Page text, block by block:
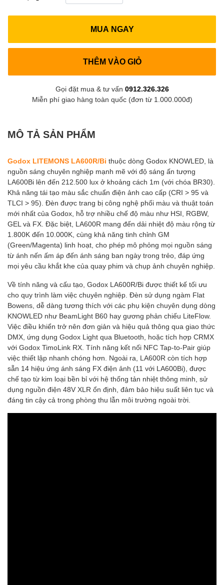
MUA NGAY
THÊM VÀO GIỎ
Gọi đặt mua & tư vấn 0912.326.326
Miễn phí giao hàng toàn quốc (đơn từ 1.000.000đ)
MÔ TẢ SẢN PHẨM
Godox LITEMONS LA600R/Bi thuộc dòng Godox KNOWLED, là
nguồn sáng chuyên nghiệp mạnh mẽ với độ sáng ấn tượng
LA600Bi lên đến 212.500 lux ở khoảng cách 1m (với chóa BR30).
Khả năng tái tạo màu sắc chuẩn điện ảnh cao cấp (CRI > 95 và
TLCI > 95). Đèn được trang bị công nghệ phối màu và thuật toán
mới nhất của Godox, hỗ trợ nhiều chế độ màu như HSI, RGBW,
GEL và FX. Đặc biệt, LA600R mang đến dải nhiệt độ màu rộng từ
1.800K đến 10.000K, cùng khả năng tinh chỉnh GM
(Green/Magenta) linh hoạt, cho phép mô phỏng mọi nguồn sáng
từ ánh nến ấm áp đến ánh sáng ban ngày trong trẻo, đáp ứng
mọi yêu cầu khắt khe của quay phim và chụp ảnh chuyên nghiệp.
Về tính năng và cấu tạo, Godox LA600R/Bi được thiết kế tối ưu
cho quy trình làm việc chuyên nghiệp. Đèn sử dụng ngàm Flat
Bowens, dễ dàng tương thích với các phụ kiện chuyên dụng dòng
KNOWLED như BeamLight B60 hay gương phản chiếu LiteFlow.
Việc điều khiển trở nên đơn giản và hiệu quả thông qua giao thức
DMX, ứng dụng Godox Light qua Bluetooth, hoặc tích hợp CRMX
với Godox TimoLink RX. Tính năng kết nối NFC Tap-to-Pair giúp
việc thiết lập nhanh chóng hơn. Ngoài ra, LA600R còn tích hợp
sẵn 14 hiệu ứng ánh sáng FX điện ảnh (11 với LA600Bi), được
chế tạo từ kim loại bền bỉ với hệ thống tản nhiệt thông minh, sử
dụng nguồn điện 48V XLR ổn định, đảm bảo hiệu suất liên tục và
đáng tin cậy cả trong phòng thu lẫn môi trường ngoài trời.